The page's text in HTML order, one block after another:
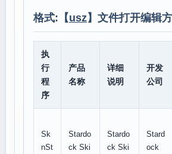
格式:【usz】文件打开编辑
执
行
程
序
产品
名称
详细
说明
开发
公司
Sk
nSt
Stardo
ck Ski
Stardo
ck Ski
Stard
ock